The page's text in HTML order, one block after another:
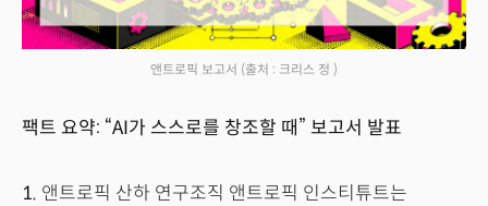
앤트로픽 보고서 (출처 : 크리스 정 )
팩트 요약: “AI가 스스로를 창조할 때” 보고서 발표
1. 앤트로픽 산하 연구조직 앤트로픽 인스티튜트는